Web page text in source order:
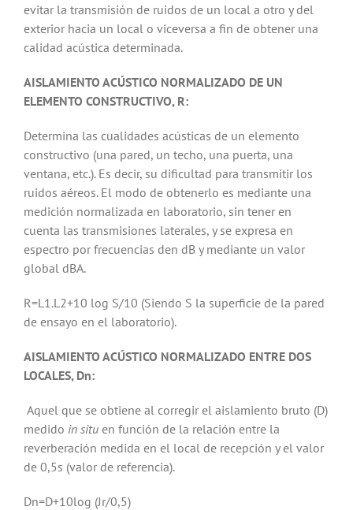
evitar la transmisión de ruidos de un local a otro y del
exterior hacia un local o viceversa a fin de obtener una
calidad acústica determinada.
AISLAMIENTO ACÚSTICO NORMALIZADO DE UN
ELEMENTO CONSTRUCTIVO, R:
Determina las cualidades acústicas de un elemento
constructivo (una pared, un techo, una puerta, una
ventana, etc.). Es decir, su dificultad para transmitir los
ruidos aéreos. El modo de obtenerlo es mediante una
medición normalizada en laboratorio, sin tener en
cuenta las transmisiones laterales, y se expresa en
espectro por frecuencias den dB y mediante un valor
global dBA.
R=L1.L2+10 log S/10 (Siendo S la superficie de la pared
de ensayo en el laboratorio).
AISLAMIENTO ACÚSTICO NORMALIZADO ENTRE DOS
LOCALES, Dn:
Aquel que se obtiene al corregir el aislamiento bruto (D)
medido in situ en función de la relación entre la
reverberación medida en el local de recepción y el valor
de 0,5s (valor de referencia).
Dn=D+10log (Jr/0,5)